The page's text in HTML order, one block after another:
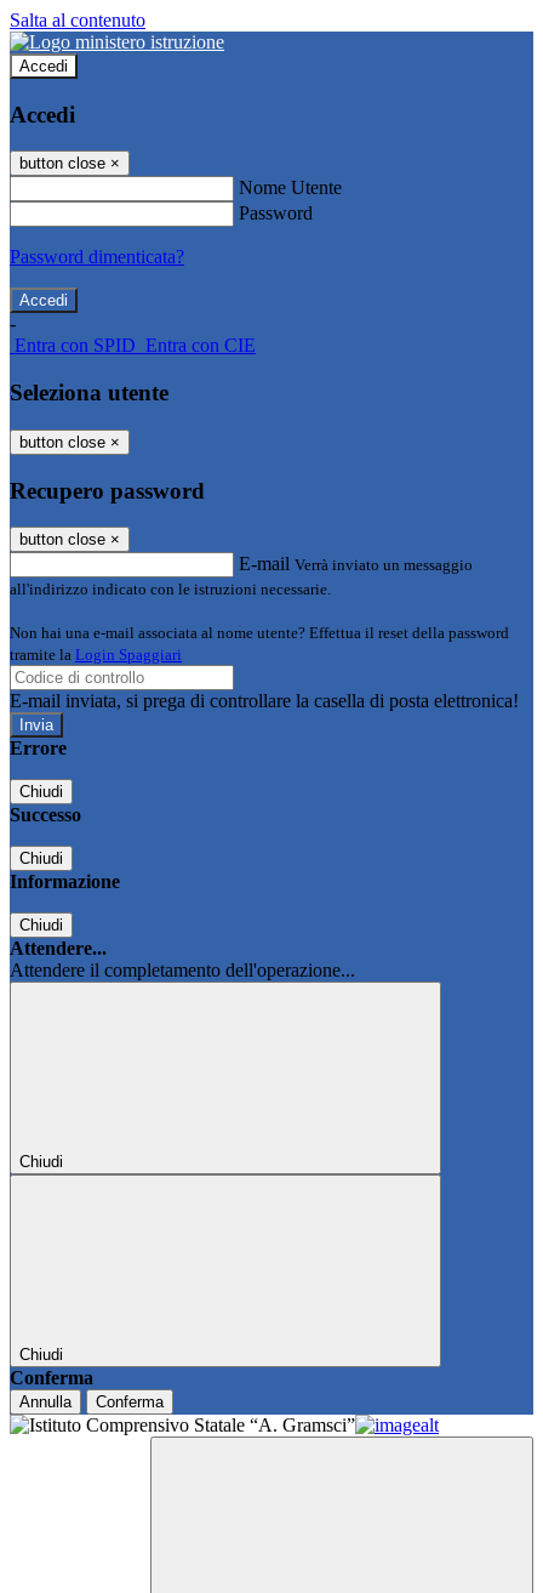
Salta al contenuto
Accedi
Accedi
button close ×
Nome Utente
Password
Password dimenticata?
-
Entra con SPID Entra con CIE
Seleziona utente
button close ×
Recupero password
button close ×
E-mail Verrà inviato un messaggio
all'indirizzo indicato con le istruzioni necessarie.
Non hai una e-mail associata al nome utente? Effettua il reset della password
tramite la Login Spaggiari
E-mail inviata, si prega di controllare la casella di posta elettronica!
Errore
Chiudi
Successo
Chiudi
Informazione
Chiudi
Attendere...
Attendere il completamento dell'operazione...
Chiudi
Chiudi
Conferma
Annulla Conferma